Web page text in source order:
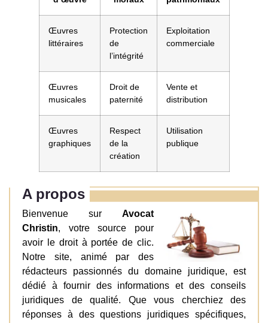
Œuvres
littéraires
Protection
de
l’intégrité
Exploitation
commerciale
Œuvres
musicales
Droit de
paternité
Vente et
distribution
Œuvres
graphiques
Respect
de la
création
Utilisation
publique
A propos
Bienvenue sur Avocat
Christin, votre source pour
avoir le droit à portée de clic.
Notre site, animé par des
rédacteurs passionnés du domaine juridique, est
dédié à fournir des informations et des conseils
juridiques de qualité. Que vous cherchiez des
réponses à des questions juridiques spécifiques,